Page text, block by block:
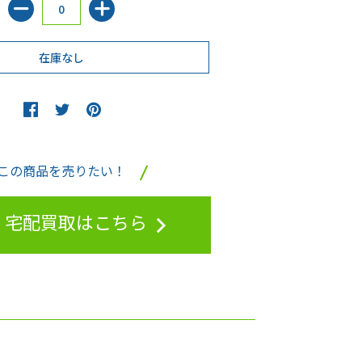
の商品を売りたい！
宅配買取はこちら